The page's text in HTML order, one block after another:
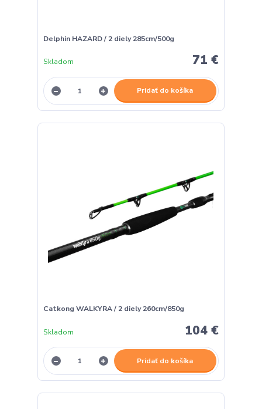
Delphin HAZARD / 2 diely 285cm/500g
71 €
Skladom
Pridať do košíka
Catkong WALKYRA / 2 diely 260cm/850g
104 €
Skladom
Pridať do košíka